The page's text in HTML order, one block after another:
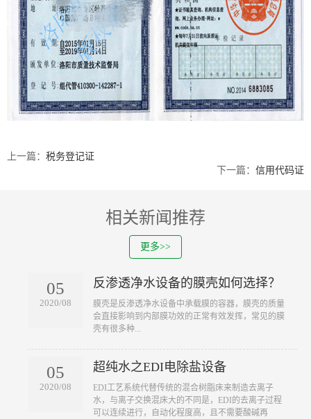
上一篇： 税务登记证
下一篇： 信用代码证
相关新闻推荐
更多>>
05
2020/08
反渗透净水设备的膜壳如何选择？
​膜壳是反渗透净水设备中承载膜的容器，膜壳的质量
会直接影响到内部膜功效的正常有效发挥，常见的膜
壳有很多种...
05
2020/08
超纯水之EDI电除盐设备
​EDI工艺系统代替传统的混合树脂床来制造去离子
水，与离子交换混床大的不同是，EDI的去离子过程
可以连续进行，自动化程度高，且不需要酸碱再